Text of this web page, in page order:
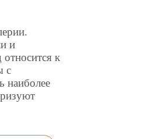
и
к
с
наиболее